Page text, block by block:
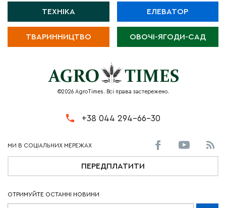
ТЕХНІКА ЕЛЕВАТОР
ТВАРИННИЦТВО ОВОЧІ-ЯГОДИ-САД
©2026 AgroTimes. Всі права застережено.
+38 044 294-66-30
ПЕРЕДПЛАТИТИ
ОТРИМУЙТЕ ОСТАННІ НОВИНИ